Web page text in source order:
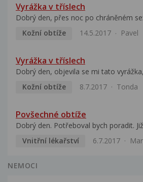
Vyrážka v tříslech
Dobrý den, přes noc po chráněném
Kožní obtíže
14.5.2017 Pavel
Vyrážka v tříslech
Dobrý den, objevila se mi tato
Kožní obtíže
8.7.2017 Tonda
Povšechné obtíže
Dobrý den. Potřeboval bych poradit.
Vnitřní lékařství
6.7.2017
NEMOCI